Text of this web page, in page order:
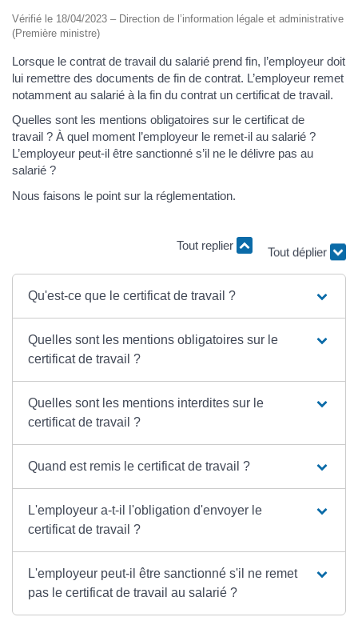
Vérifié le 18/04/2023 – Direction de l’information légale et administrative
(Première ministre)
Lorsque le contrat de travail du salarié prend fin, l’employeur doit
lui remettre des documents de fin de contrat. L’employeur remet
notamment au salarié à la fin du contrat un certificat de travail.
Quelles sont les mentions obligatoires sur le certificat de
travail ? À quel moment l’employeur le remet-il au salarié ?
L’employeur peut-il être sanctionné s’il ne le délivre pas au
salarié ?
Nous faisons le point sur la réglementation.
Tout replier
Tout déplier
Qu'est-ce que le certificat de travail ?
Quelles sont les mentions obligatoires sur le
certificat de travail ?
Quelles sont les mentions interdites sur le
certificat de travail ?
Quand est remis le certificat de travail ?
L'employeur a-t-il l'obligation d'envoyer le
certificat de travail ?
L'employeur peut-il être sanctionné s'il ne remet
pas le certificat de travail au salarié ?